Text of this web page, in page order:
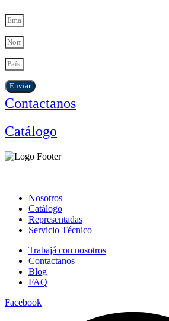
Enviar
Contactanos
Catálogo
Nosotros
Catálogo
Representadas
Servicio Técnico
Trabajá con nosotros
Contactanos
Blog
FAQ
Facebook